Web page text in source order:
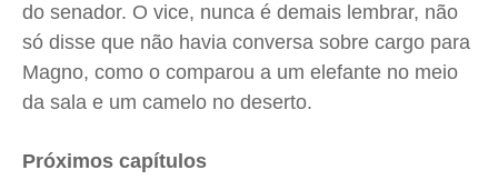
do senador. O vice, nunca é demais lembrar, não
só disse que não havia conversa sobre cargo para
Magno, como o comparou a um elefante no meio
da sala e um camelo no deserto.
Próximos capítulos